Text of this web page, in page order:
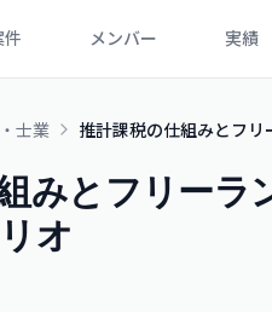
件 メンバー 実績
士業 推計課税の仕組みとフ
みとフリーラ
オ